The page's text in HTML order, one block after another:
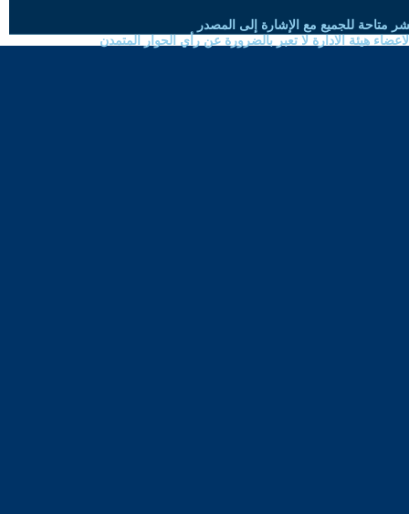
متاحة للجميع مع الإشارة إلى المصدر
هيئة الادارة لا تعبر بالضرورة عن رأي الحوار المتمدن